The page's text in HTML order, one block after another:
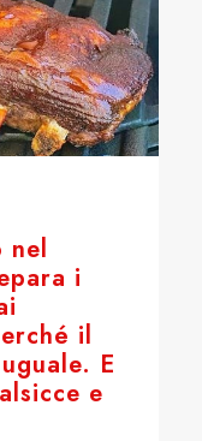
nel
i
il
E
e